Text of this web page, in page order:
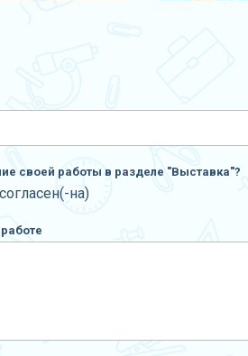
своей работы в разделе "Выставка"?
на)